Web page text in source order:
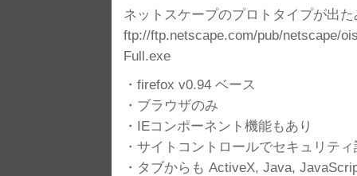
ネットスケープのプロトタイプが出
ftp://ftp.netscape.com/pub/netscape/
Full.exe
・firefox v0.94 ベース
・ブラウザのみ
・IEコンポーネント機能もあり
・サイトコントロールでセキュリテ
・タブからも ActiveX, Java,